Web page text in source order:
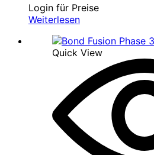
Login für Preise
Weiterlesen
Quick View